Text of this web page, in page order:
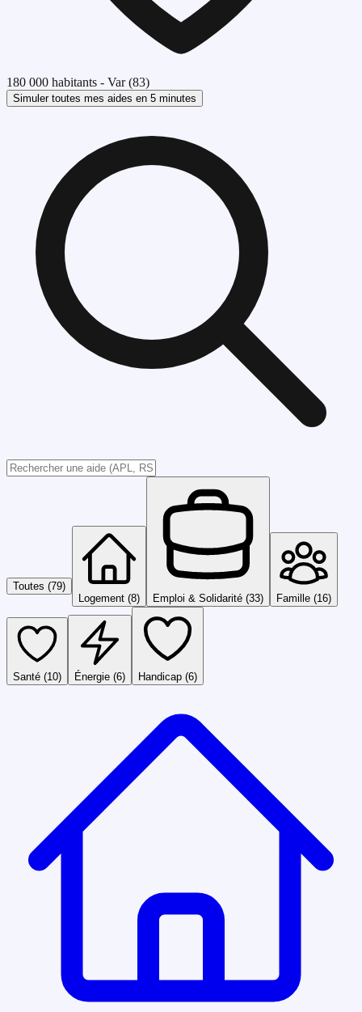
180 000 habitants - Var(83)
Simuler toutes mes aides en 5 minutes
Toutes (79)
Logement (8) Emploi & Solidarité (33) Famille (16)
Santé (10) Énergie (6) Handicap (6)